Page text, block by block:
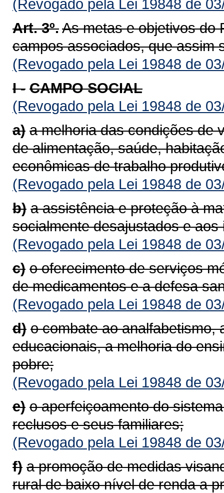
(Revogado pela Lei 19848 de
Art. 3º.As metas e objetivos do
campos associados, que assim
(Revogado pela Lei 19848 de
I - CAMPO SOCIAL
(Revogado pela Lei 19848 de
a) a melhoria das condições de
de alimentação, saúde,
econômicas de trabalho
(Revogado pela Lei 19848 de
b) a assistência e proteção à
socialmente desajustados e aos
(Revogado pela Lei 19848 de
c) o oferecimento de serviços
de medicamentos e a defesa
(Revogado pela Lei 19848 de
d) o combate ao analfabetismo,
educacionais, a melhoria do
pobre;
(Revogado pela Lei 19848 de
e) o aperfeiçoamento do
reclusos e seus familiares;
(Revogado pela Lei 19848 de
f) a promoção de medidas
rural de baixo nível de renda a